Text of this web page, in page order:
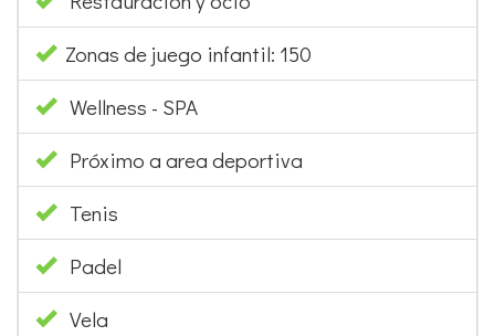
Zonas de juego infantil: 150
Wellness - SPA
Próximo a area deportiva
Tenis
Padel
Vela